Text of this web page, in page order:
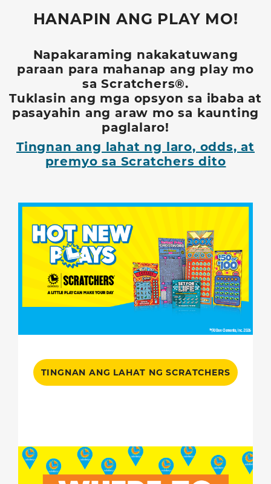
HANAPIN ANG PLAY MO!
Napakaraming nakakatuwang
paraan para mahanap ang play mo
sa Scratchers®.
Tuklasin ang mga opsyon sa ibaba at
pasayahin ang araw mo sa kaunting
paglalaro!
Tingnan ang lahat ng laro, odds, at
premyo sa Scratchers dito
TINGNAN ANG LAHAT NG SCRATCHERS